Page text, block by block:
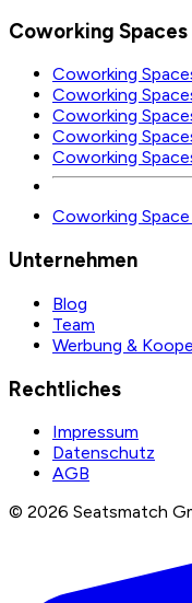
Coworking Spaces
Coworking
Coworking
Coworking
Coworking
Coworking
Coworking
Unternehmen
Blog
Team
Werbung &
Rechtliches
Impressum
Datenschutz
AGB
© 2026 Seatsmatch